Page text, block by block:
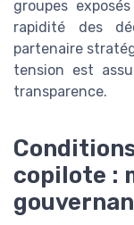
groupes
rapidité des
partenaire
tension est
transparence.
copilote :